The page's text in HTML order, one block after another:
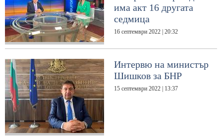
има акт 16 другата
седмица
16 септември 2022 | 20:32
Интервю на министър
Шишков за БНР
15 септември 2022 | 13:37